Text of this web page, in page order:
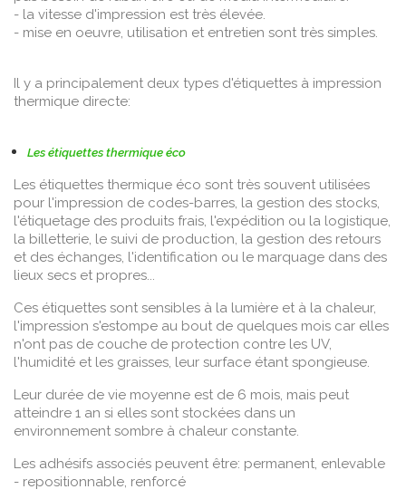
- la vitesse d'impression est très élevée.
- mise en oeuvre, utilisation et entretien sont très simples.
Il y a principalement deux types d'étiquettes à impression
thermique directe:
Les étiquettes thermique éco
Les étiquettes thermique éco sont très souvent utilisées
pour l'impression de codes-barres, la gestion des stocks,
l'étiquetage des produits frais, l'expédition ou la logistique,
la billetterie, le suivi de production, la gestion des retours
et des échanges, l'identification ou le marquage dans des
lieux secs et propres...
Ces étiquettes sont sensibles à la lumière et à la chaleur,
l'impression s'estompe au bout de quelques mois car elles
n'ont pas de couche de protection contre les UV,
l'humidité et les graisses, leur surface étant spongieuse.
Leur durée de vie moyenne est de 6 mois, mais peut
atteindre 1 an si elles sont stockées dans un
environnement sombre à chaleur constante.
Les adhésifs associés peuvent être: permanent, enlevable
- repositionnable, renforcé